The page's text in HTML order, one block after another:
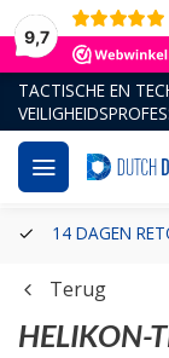
9,7
TACTISCHE EN
14 DAGEN
Terug
HELIKON-